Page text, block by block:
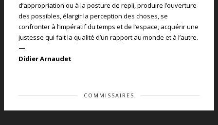
d’appropriation ou à la posture de repli, produire l’ouverture
des possibles, élargir la perception des choses, se
confronter à l’impératif du temps et de l’espace, acquérir une
justesse qui fait la qualité d’un rapport au monde et à l’autre.
—
Didier Arnaudet
COMMISSAIRES